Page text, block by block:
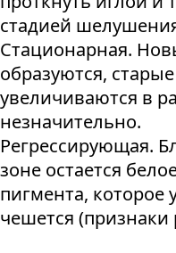
стадией
Стационарная.
образуются,
увеличиваются в
незначительно.
Регрессирующая.
зоне остается
пигмента, которое
чешется (признаки